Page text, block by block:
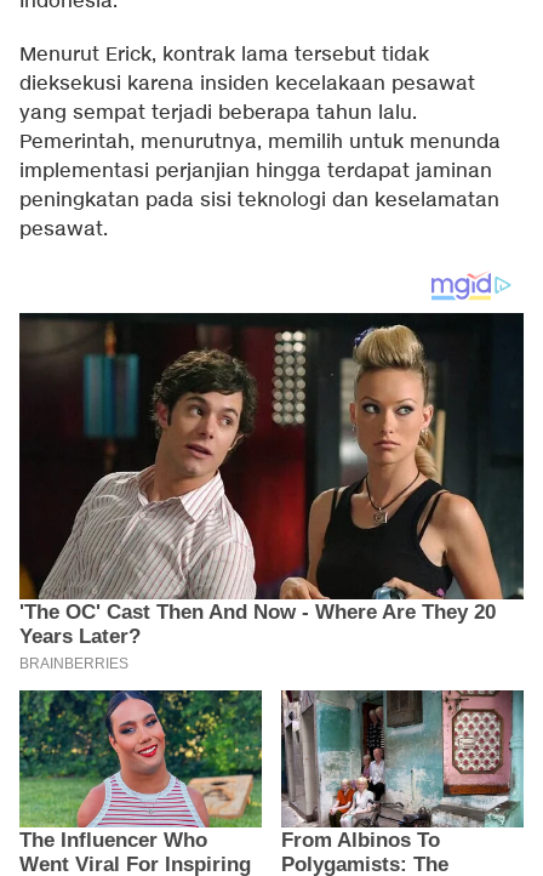
Menurut Erick, kontrak lama tersebut tidak
dieksekusi karena insiden kecelakaan pesawat
yang sempat terjadi beberapa tahun lalu.
Pemerintah, menurutnya, memilih untuk menunda
implementasi perjanjian hingga terdapat jaminan
peningkatan pada sisi teknologi dan keselamatan
pesawat.